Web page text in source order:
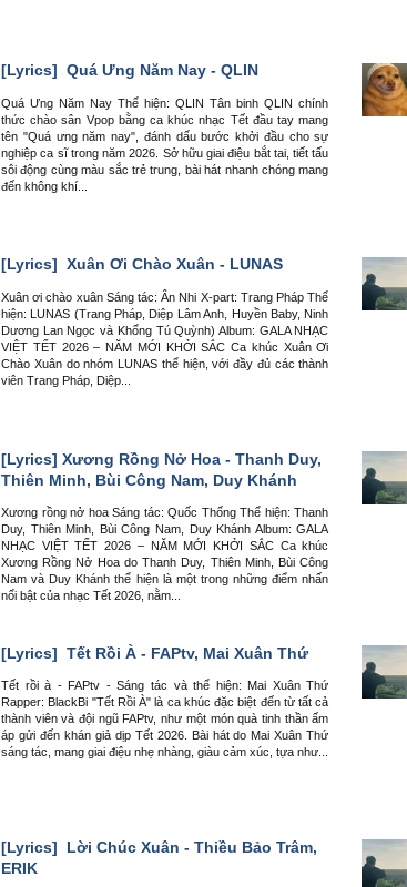
[Lyrics] Quá Ưng Năm Nay - QLIN
Quá Ưng Năm Nay Thể hiện: QLIN Tân binh QLIN chính
thức chào sân Vpop bằng ca khúc nhạc Tết đầu tay mang
tên "Quá ưng năm nay", đánh dấu bước khởi đầu cho sự
nghiệp ca sĩ trong năm 2026. Sở hữu giai điệu bắt tai, tiết tấu
sôi động cùng màu sắc trẻ trung, bài hát nhanh chóng mang
đến không khí...
[Lyrics] Xuân Ơi Chào Xuân - LUNAS
Xuân ơi chào xuân Sáng tác: Ân Nhi X-part: Trang Pháp Thể
hiện: LUNAS (Trang Pháp, Diệp Lâm Anh, Huyền Baby, Ninh
Dương Lan Ngọc và Khổng Tú Quỳnh) Album: GALA NHẠC
VIỆT TẾT 2026 – NĂM MỚI KHỞI SẮC Ca khúc Xuân Ơi
Chào Xuân do nhóm LUNAS thể hiện, với đầy đủ các thành
viên Trang Pháp, Diệp...
[Lyrics] Xương Rồng Nở Hoa - Thanh Duy,
Thiên Minh, Bùi Công Nam, Duy Khánh
Xương rồng nở hoa Sáng tác: Quốc Thống Thể hiện: Thanh
Duy, Thiên Minh, Bùi Công Nam, Duy Khánh Album: GALA
NHẠC VIỆT TẾT 2026 – NĂM MỚI KHỞI SẮC Ca khúc
Xương Rồng Nở Hoa do Thanh Duy, Thiên Minh, Bùi Công
Nam và Duy Khánh thể hiện là một trong những điểm nhấn
nổi bật của nhạc Tết 2026, nằm...
[Lyrics] Tết Rồi À - FAPtv, Mai Xuân Thứ
Tết rồi à - FAPtv - Sáng tác và thể hiện: Mai Xuân Thứ
Rapper: BlackBi "Tết Rồi À" là ca khúc đặc biệt đến từ tất cả
thành viên và đội ngũ FAPtv, như một món quà tinh thần ấm
áp gửi đến khán giả dịp Tết 2026. Bài hát do Mai Xuân Thứ
sáng tác, mang giai điệu nhẹ nhàng, giàu cảm xúc, tựa như...
[Lyrics]
Lời Chúc Xuân - Thiều Bảo Trâm,
ERIK